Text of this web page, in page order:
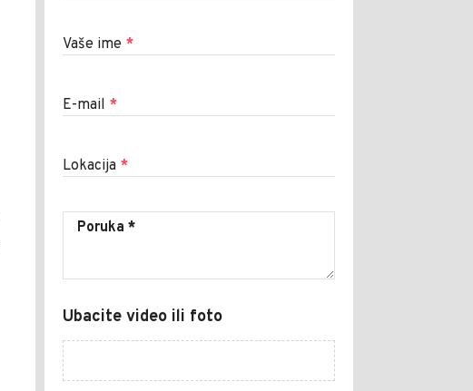
Vaše ime *
E-mail *
Lokacija *
Ubacite video ili foto